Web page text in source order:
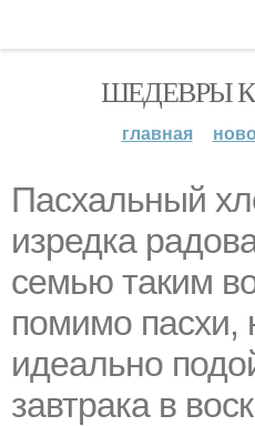
ШЕДЕВРЫ
главная
Пасхальный
изредка
семью таким
помимо пасхи,
идеально
завтрака в